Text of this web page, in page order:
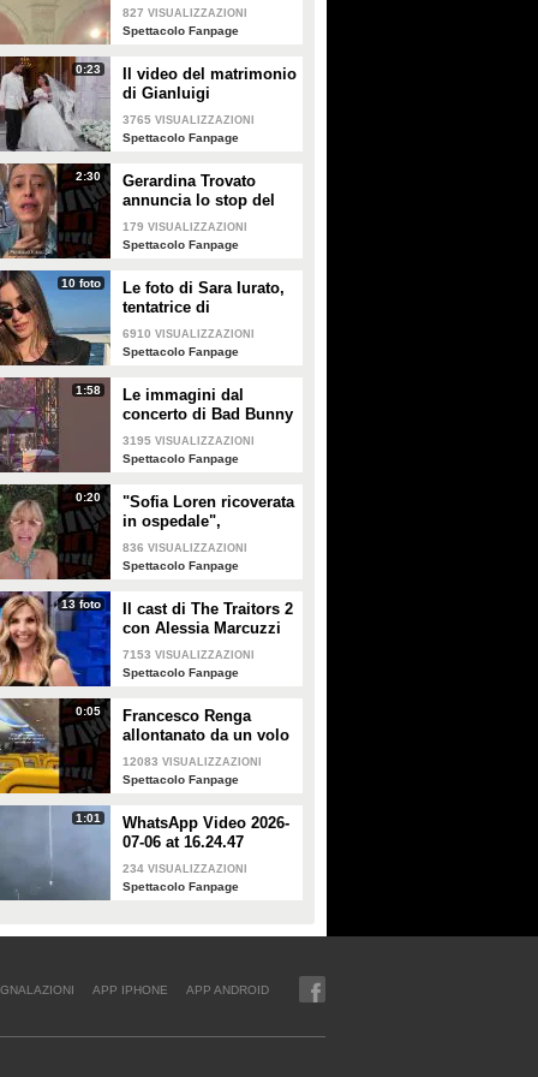
intitolato al padre
Enrico
827 VISUALIZZAZIONI
Spettacolo Fanpage
0:23
Il video del matrimonio
di Gianluigi
Donnarumma e Alessia
Elefante
3765 VISUALIZZAZIONI
Spettacolo Fanpage
2:30
Gerardina Trovato
annuncia lo stop del
tour per problemi di
salute
179 VISUALIZZAZIONI
Spettacolo Fanpage
10 foto
Le foto di Sara Iurato,
tentatrice di
Temptation Island 2026
6910 VISUALIZZAZIONI
Spettacolo Fanpage
1:58
Le immagini dal
concerto di Bad Bunny
a Milano
3195 VISUALIZZAZIONI
Spettacolo Fanpage
0:20
"Sofia Loren ricoverata
in ospedale",
Alessandra Mussolini
smentisce: "È serena e
836 VISUALIZZAZIONI
Spettacolo Fanpage
13 foto
Il cast di The Traitors 2
con Alessia Marcuzzi
7153 VISUALIZZAZIONI
Spettacolo Fanpage
0:05
Francesco Renga
allontanato da un volo
Ryanair dopo una
discussione con gli
12083 VISUALIZZAZIONI
Spettacolo Fanpage
1:01
WhatsApp Video 2026-
07-06 at 16.24.47
234 VISUALIZZAZIONI
Spettacolo Fanpage
APP IPHONE APP ANDROID